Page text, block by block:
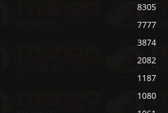
8305
7777
3874
2082
1187
1080